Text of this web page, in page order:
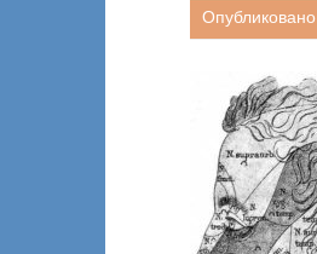
Опубликовано